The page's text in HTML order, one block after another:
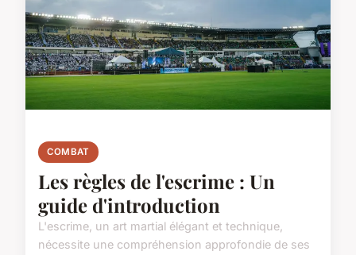
COMBAT
Les règles de l'escrime : Un
guide d'introduction
L'escrime, un art martial élégant et technique,
nécessite une compréhension approfondie de ses